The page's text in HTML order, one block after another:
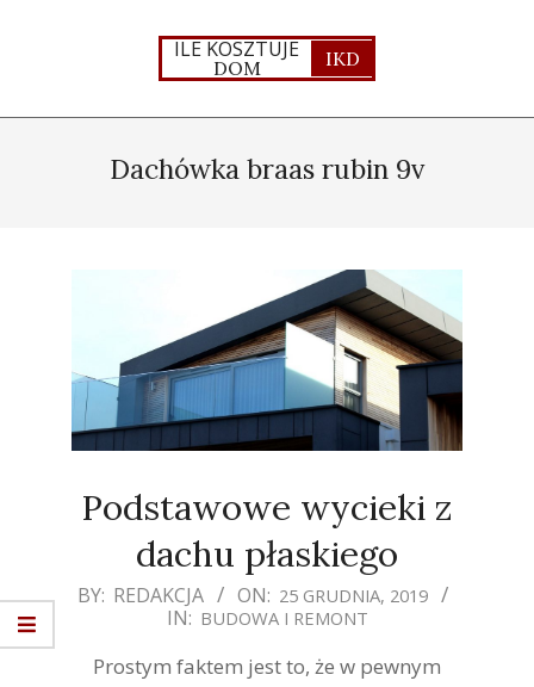
ILE KOSZTUJE
DOM IKD
Dachówka braas rubin 9v
Podstawowe wycieki z
dachu płaskiego
2019-
BY: REDAKCJA ON: 25 GRUDNIA, 2019
IN: BUDOWA I REMONT
Prostym faktem jest to, że w pewnym